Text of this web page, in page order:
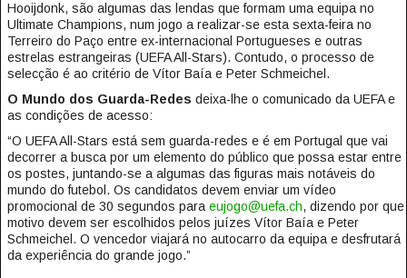
Hooijdonk, são algumas das lendas que formam uma equipa no
Ultimate Champions, num jogo a realizar-se esta sexta-feira no
Terreiro do Paço entre ex-internacional Portugueses e outras
estrelas estrangeiras (UEFA All-Stars). Contudo, o processo de
selecção é ao critério de Vítor Baía e Peter Schmeichel.
O Mundo dos Guarda-Redes deixa-lhe o comunicado da UEFA e
as condições de acesso:
“O UEFA All-Stars está sem guarda-redes e é em Portugal que vai
decorrer a busca por um elemento do público que possa estar entre
os postes, juntando-se a algumas das figuras mais notáveis do
mundo do futebol. Os candidatos devem enviar um vídeo
promocional de 30 segundos paraeujogo@uefa.ch, dizendo por que
motivo devem ser escolhidos pelos juízes Vítor Baía e Peter
Schmeichel. O vencedor viajará no autocarro da equipa e desfrutará
da experiência do grande jogo.”